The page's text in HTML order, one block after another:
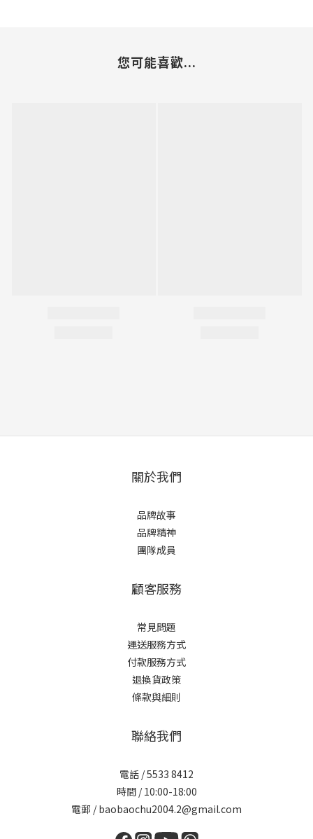
您可能喜歡...
關於我們
品牌故事
品牌精神
團隊成員
顧客服務
常見問題
運送服務方式
付款服務方式
退換貨政策
條款與細則
聯絡我們
電話 / 5533 8412
時間 / 10:00-18:00
電郵 / baobaochu2004.2@gmail.com